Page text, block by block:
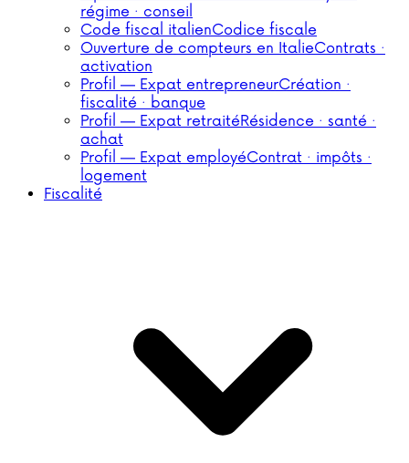
régime · conseil
Code fiscal italienCodice fiscale
Ouverture de compteurs en ItalieContrats ·
activation
Profil — Expat entrepreneurCréation ·
fiscalité · banque
Profil — Expat retraitéRésidence · santé ·
achat
Profil — Expat employéContrat · impôts ·
logement
Fiscalité